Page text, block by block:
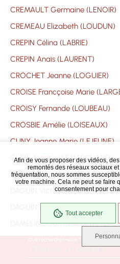
Afin de vous proposer des vidéos,
remontés des réseaux sociaux
fréquentation, nous sommes
votre machine. Cela ne peut se faire
consentement pour
Tout accepter
CREMAULT Germaine (LENOIR)
CREMEAU Elizabeth (LOUDUN)
CREPIN Célina (LABRIE)
CREPIN Anaïs (LAURENT)
CROCHET Jeanne (LOGUIER)
CROISE Francçoise Marie
CROISY Fernande (LOUBEAU)
CROSBIE Amélie (LOISEAUX)
CUNY Jeanne Marie (LEJEUNE)
CURIE Jeanne (LEMARCHAND)
DAGUIN Félicité (LACROIX)
DAGUIN Victorine (LAMARCHE)
DAGUIN Angélique (LARGEAULT)
DAMELINCOURT Henriette
DANGLARD Aline (LAVERGNE)